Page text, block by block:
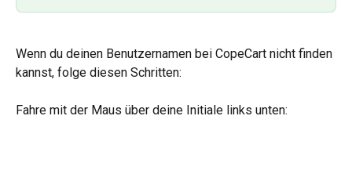
Wenn du deinen Benutzernamen bei CopeCart nicht finden
kannst, folge diesen Schritten:
Fahre mit der Maus über deine Initiale links unten: